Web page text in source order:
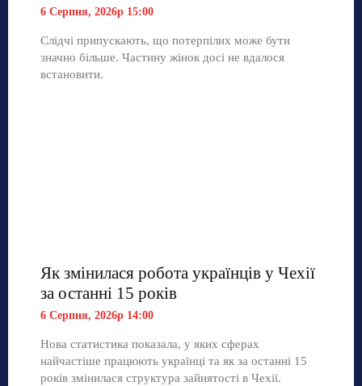
6 Серпня, 2026р 15:00
Слідчі припускають, що потерпілих може бути
значно більше. Частину жінок досі не вдалося
встановити.
Як змінилася робота українців у Чехії
за останні 15 років
6 Серпня, 2026р 14:00
Нова статистика показала, у яких сферах
найчастіше працюють українці та як за останні 15
років змінилася структура зайнятості в Чехії.